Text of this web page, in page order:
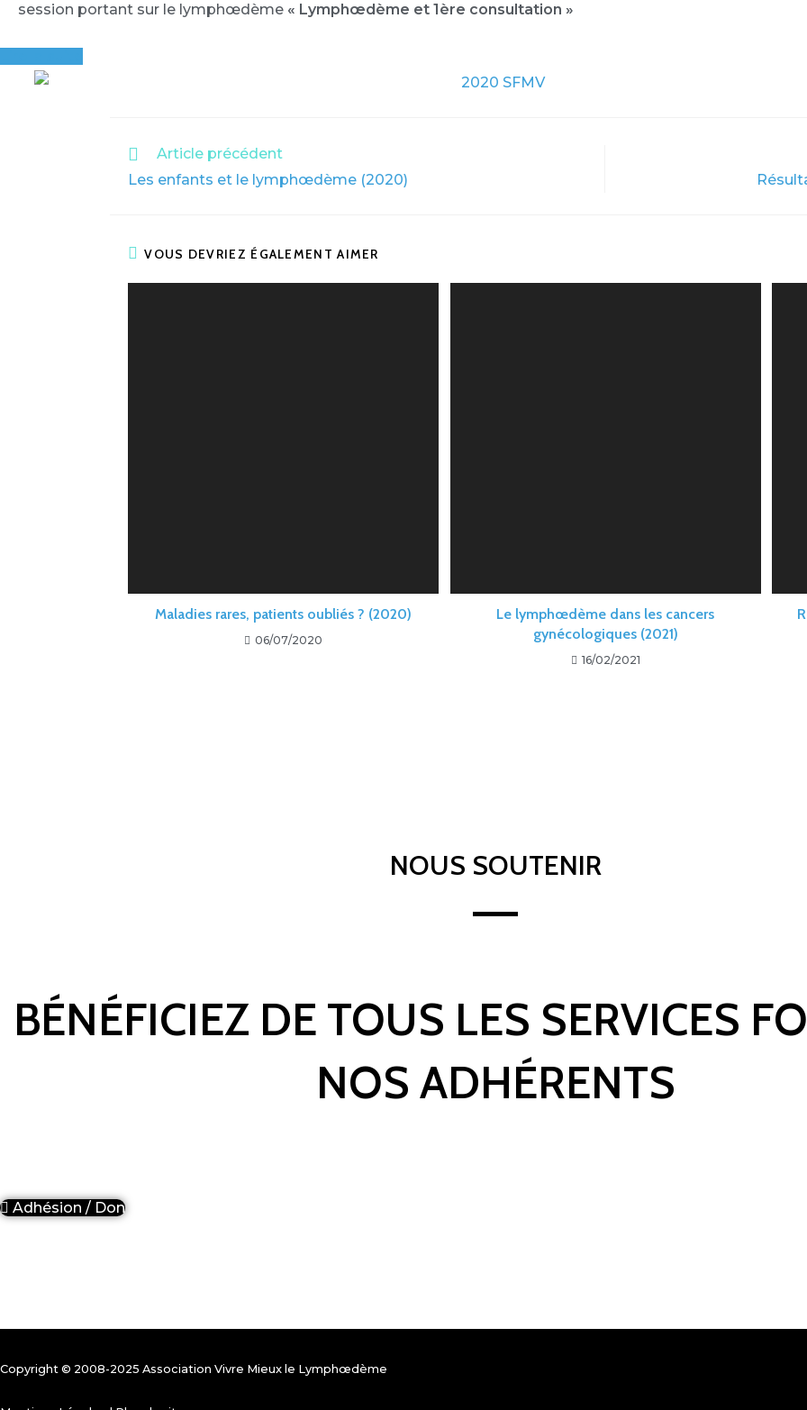
session portant sur le lymphœdème « Lymphœdème et 1ère consultation »
READ
ARTICLES
Article précédent
Les enfants et le lymphœdème (2020)
VOUS DEVRIEZ ÉGALEMENT AIMER
Maladies rares, patients oubliés ? (2020)
06/07/2020
Le lymphœdème dans les cancers
gynécologiques (2021)
16/02/2021
NOUS SOUTENIR
BÉNÉFICIEZ DE TOUS LES SERVICES
NOS ADHÉRENTS
Adhésion / Don
Copyright © 2008-2025 Association Vivre Mieux le Lymphœdème